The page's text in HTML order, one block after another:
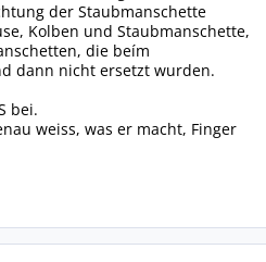
der Staubmanschette
Kolben und Staubmanschette,
die beím
dann nicht ersetzt wurden.
bei.
weiss, was er macht, Finger